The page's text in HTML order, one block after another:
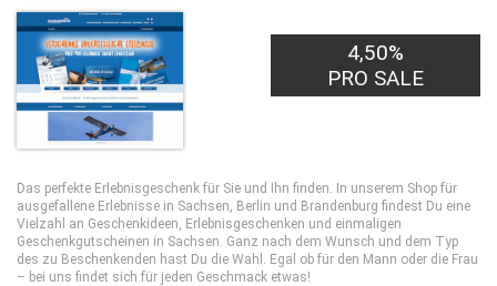
4,50%
PRO SALE
Das perfekte Erlebnisgeschenk für Sie und Ihn finden. In unserem Shop für
ausgefallene Erlebnisse in Sachsen, Berlin und Brandenburg findest Du eine
Vielzahl an Geschenkideen, Erlebnisgeschenken und einmaligen
Geschenkgutscheinen in Sachsen. Ganz nach dem Wunsch und dem Typ
des zu Beschenkenden hast Du die Wahl. Egal ob für den Mann oder die Frau
– bei uns findet sich für jeden Geschmack etwas!